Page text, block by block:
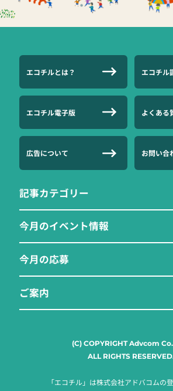
エコチルとは？ エコチル
エコチル電子版 よくある
広告について お問い合
記事カテゴリー
今月のイベント情報
今月の応募
ご案内
(C) COPYRIGHT Advcom
ALL RIGHTS
「エコチル」は株式会社アドバコムの